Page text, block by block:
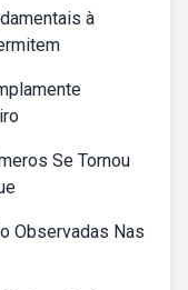
à
Se Tornou
Observadas Nas